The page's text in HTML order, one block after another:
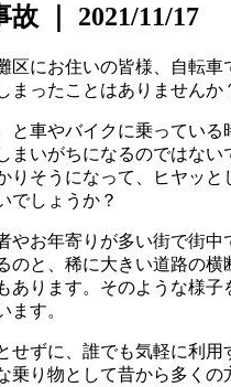
故 ｜ 2021/11/17
区にお住いの皆様、自転車
まったことはありませんか
と車やバイクに乗っている
まいがちになるのではない
りそうになって、ヒヤッと
でしょうか？
やお年寄りが多い街で街中
のと、稀に大きい道路の横
あります。そのような様子
ます。
せずに、誰でも気軽に利用
乗り物として昔から多くの